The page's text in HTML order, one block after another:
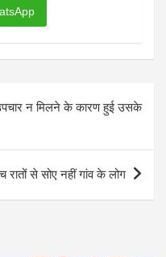
न मिलने के कारण हुई उसके
से सोए नहीं गांव के लोग